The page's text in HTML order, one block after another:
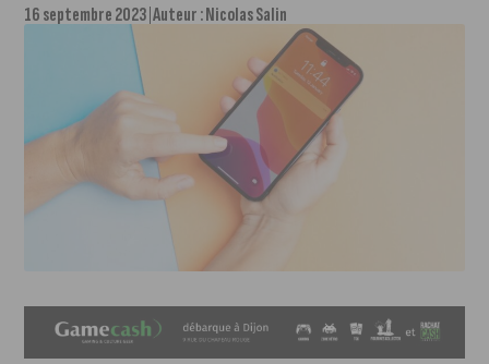
16 septembre 2023 Auteur :Nicolas Salin